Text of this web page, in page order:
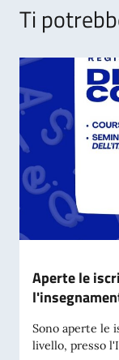
Ti
Aperte le
Sono aperte le
livello, presso